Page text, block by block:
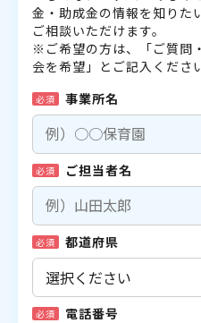
金・助成金の情報を知りた
ご相談いただけます。
※ご希望の方は、「ご質問
会を希望」とご記入くださ
必須 事業所名
必須 ご担当者名
必須 都道府県
必須 電話番号